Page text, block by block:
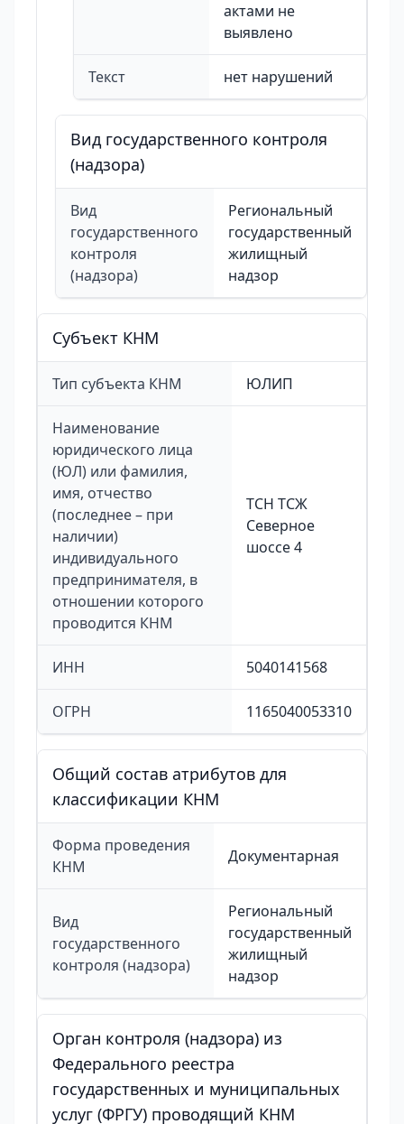
актами не
выявлено
Текст нет нарушений
Вид государственного контроля
(надзора)
Вид
государственного
контроля
(надзора)
Региональный
государственный
жилищный
надзор
Cубъект КНМ
Тип субъекта КНМ ЮЛИП
Наименование
юридического лица
(ЮЛ) или фамилия,
имя, отчество
(последнее – при
наличии)
индивидуального
предпринимателя, в
отношении которого
проводится КНМ
ТСН ТСЖ
Северное
шоссе 4
ИНН 5040141568
ОГРН 1165040053310
Общий состав атрибутов для
классификации КНМ
Форма проведения
КНМ
Документарная
Вид
государственного
контроля (надзора)
Региональный
государственный
жилищный
надзор
Орган контроля (надзора) из
Федерального реестра
государственных и муниципальных
услуг (ФРГУ) проводящий КНМ